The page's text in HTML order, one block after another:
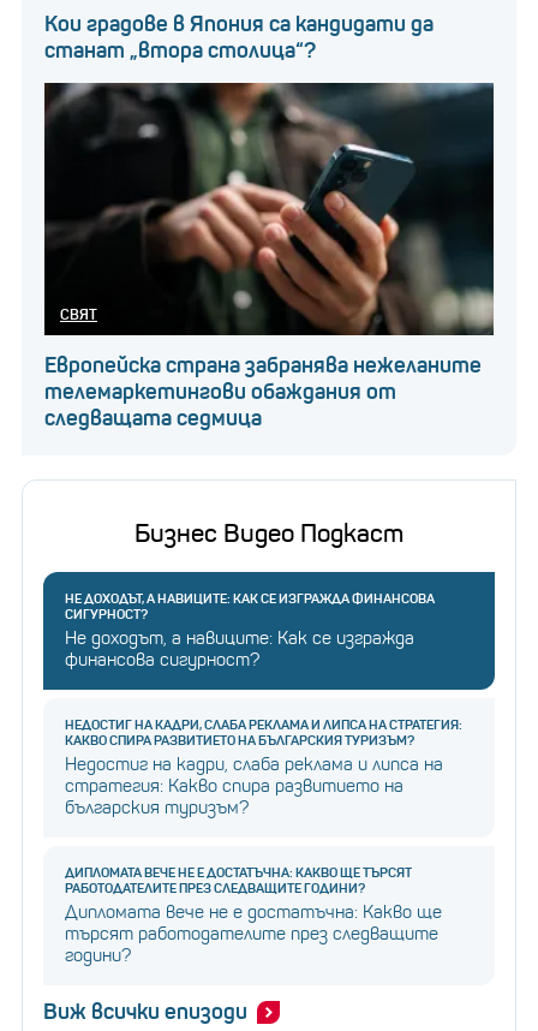
Кои градове в Япония са кандидати да
станат „втора столица“?
СВЯТ
Европейска страна забранява нежеланите
телемаркетингови обаждания от
следващата седмица
Бизнес Видео Подкаст
НЕ ДОХОДЪТ, А НАВИЦИТЕ: КАК СЕ ИЗГРАЖДА ФИНАНСОВА
СИГУРНОСТ?
Не доходът, а навиците: Как се изгражда
финансова сигурност?
НЕДОСТИГ НА КАДРИ, СЛАБА РЕКЛАМА И ЛИПСА НА СТРАТЕГИЯ:
КАКВО СПИРА РАЗВИТИЕТО НА БЪЛГАРСКИЯ ТУРИЗЪМ?
Недостиг на кадри, слаба реклама и липса на
стратегия: Какво спира развитието на
българския туризъм?
ДИПЛОМАТА ВЕЧЕ НЕ Е ДОСТАТЪЧНА: КАКВО ЩЕ ТЪРСЯТ
РАБОТОДАТЕЛИТЕ ПРЕЗ СЛЕДВАЩИТЕ ГОДИНИ?
Дипломата вече не е достатъчна: Какво ще
търсят работодателите през следващите
години?
Виж всички епизоди